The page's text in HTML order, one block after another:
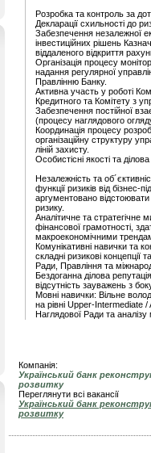
Розробка та контроль за
Декларації схильності до
Забезпечення незалежної
інвестиційних рішень
віддаленого відкриття
Організація процесу
надання регулярної
Правлінню Банку.
Активна участь у роботі
Кредитного та Комітету з
Забезпечення постійної
(процесу наглядового
Координація процесу
організаційну структуру
ліній захисту.
Особистісні якості та
Незалежність та
функції ризиків від бізнес-
аргументовано
ризику.
Аналітичне та стратегічне
фінансової грамотності,
макроекономічними
Комунікативні навички та
складні ризикові
Ради, Правління та
Бездоганна ділова
відсутність зауважень з
Мовні навички: Вільне
на рівні Upper-Intermediate
Наглядової Ради та аналізу
Компанія:
Український банк
розвитку
Переглянути всі вакансії
Український банк
розвитку